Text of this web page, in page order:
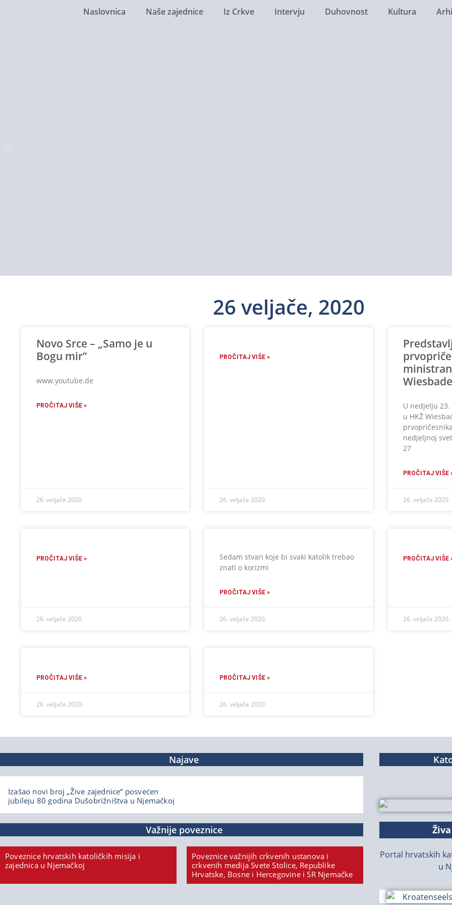
Naslovnica Naše zajednice Iz Crkve Intervju Duhovnost Kultura
26 veljače, 2020
Novo Srce – „Samo je u
Bogu mir”
www.youtube.de
PROČITAJ VIŠE »
26. veljače 2020.
PROČITAJ VIŠE »
26. veljače 2020.
U nedjelju
u HKŽ
nedjeljnoj
27
PROČITAJ VIŠE
26. veljače 2020.
PROČITAJ VIŠE »
26. veljače 2020.
Sedam stvari koje bi svaki katolik trebao
znati o korizmi
PROČITAJ VIŠE »
26. veljače 2020.
PROČITAJ VIŠE
26. veljače 2020.
PROČITAJ VIŠE »
26. veljače 2020.
PROČITAJ VIŠE »
26. veljače 2020.
Najave
Izašao novi broj „Žive zajednice“ posvećen
jubileju 80 godina Dušobrižništva u Njemačkoj
Važnije poveznice
Poveznice hrvatskih katoličkih misija i
zajednica u Njemačkoj
Poveznice važnijih crkvenih ustanova i
crkvenih medija Svete Stolice, Republike
Hrvatske, Bosne i Hercegovine i SR Njemačke
Portal hrvatskih
u